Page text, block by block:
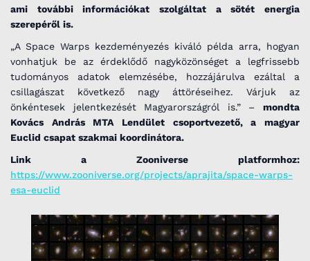
ami további információkat szolgáltat a sötét energia
szerepéről is.
„A Space Warps kezdeményezés kiváló példa arra, hogyan
vonhatjuk be az érdeklődő nagyközönséget a legfrissebb
tudományos adatok elemzésébe, hozzájárulva ezáltal a
csillagászat következő nagy áttöréseihez. Várjuk az
önkéntesek jelentkezését Magyarországról is.” – mondta
Kovács András MTA Lendület csoportvezető, a magyar
Euclid csapat szakmai koordinátora.
Link a Zooniverse platformhoz:
https://www.zooniverse.org/projects/aprajita/space-warps-
esa-euclid